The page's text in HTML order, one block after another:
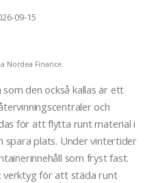
09-15
Nordea Finance.
den också kallas är ett
och
för att flytta runt material i
plats. Under vintertider
som fryst fast.
verktyg för att städa runt